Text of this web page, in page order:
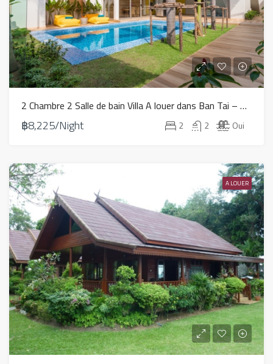
2 Chambre 2 Salle de bain Villa A louer dans Ban Tai – HV0099
฿8,225/Night 2 2 Oui
A LOUER